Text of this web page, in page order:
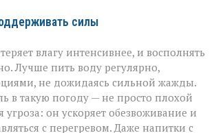
силы
влагу интенсивнее, и восполнять
Лучше пить воду регулярно,
не дожидаясь сильной жажды.
в такую погоду — не просто плохой
угроза: он ускоряет обезвоживание и
с перегревом. Даже напитки с